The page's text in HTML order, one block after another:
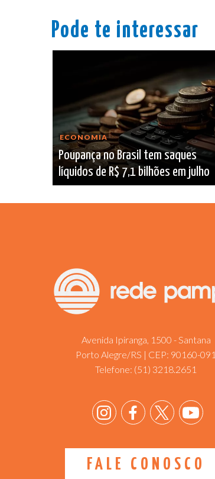
Pode te interessar
ECONOMIA
Poupança no Brasil tem saques
líquidos de R$ 7,1 bilhões em julho
Avenida Ipiranga, 1500 - Santana
Porto Alegre/RS | CEP: 90160-091
Telefone: (51) 3218.2651
FALE CONOSCO